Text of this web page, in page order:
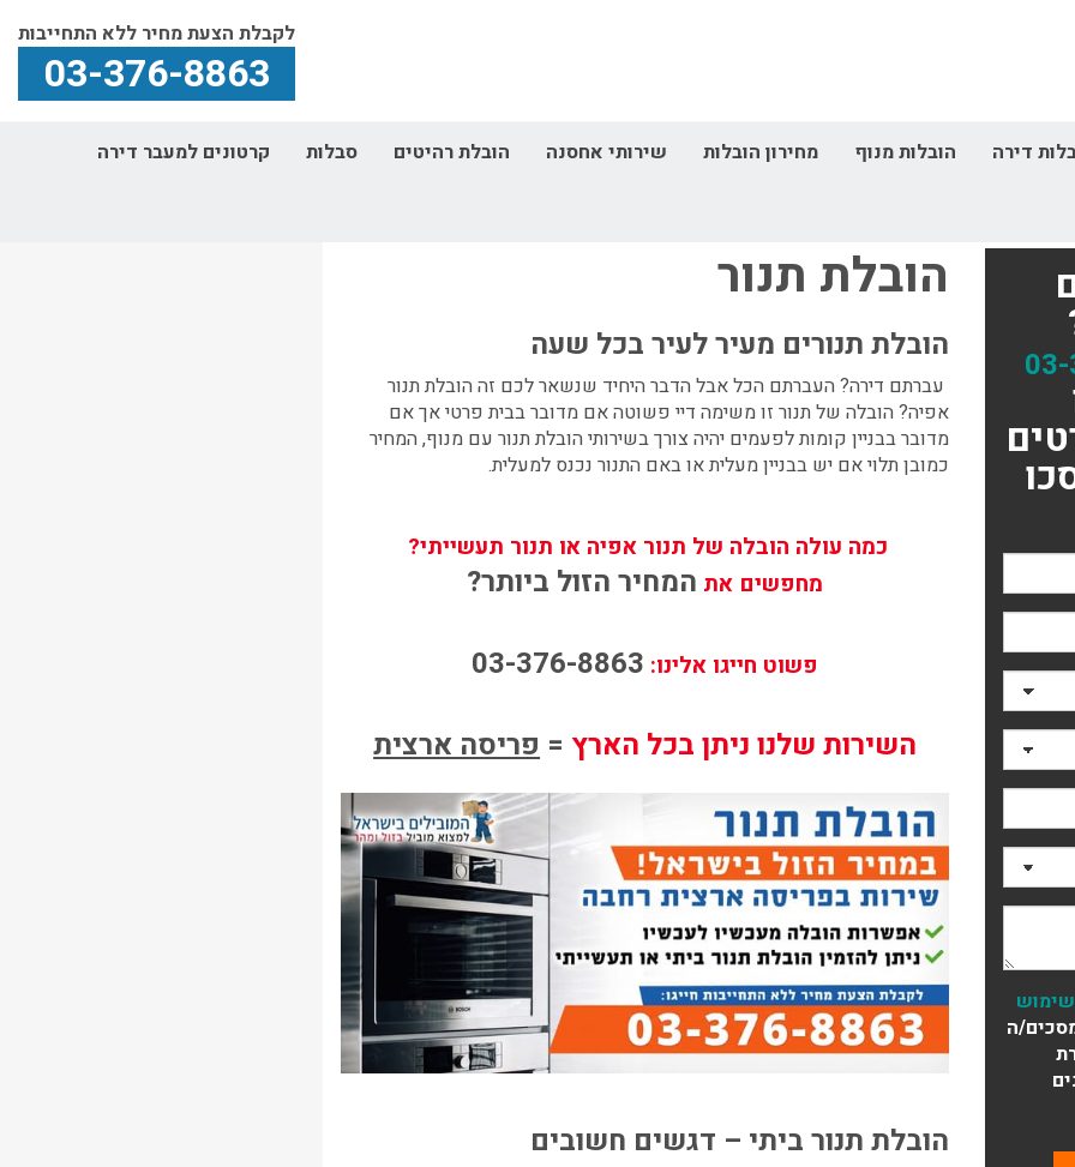
לקבלת הצעת מחיר ללא התחייבות
03-376-8863
דירה הובלות מנוף מחירון הובלות שירותי אחסנה הובלת רהיטים סבלות קרטונים למעבר דירה
ה
הובלת תנור
הובלת תנורים מעיר לעיר בכל שעה
עברתם דירה? העברתם הכל אבל הדבר היחיד שנשאר לכם זה הובלת תנור
אפיה? הובלה של תנור זו משימה דיי פשוטה אם מדובר בבית פרטי אך אם
מדובר בבניין קומות לפעמים יהיה צורך בשירותי הובלת תנור עם מנוף, המחיר
כמובן תלוי אם יש בבניין מעלית או באם התנור נכנס למעלית.
כמה עולה הובלה של תנור אפיה או תנור תעשייתי?
מחפשים את המחיר הזול ביותר?
פשוט חייגו אלינו: 03-376-8863
השירות שלנו ניתן בכל הארץ= פריסה ארצית
הובלת תנור ביתי – דגשים חשובים